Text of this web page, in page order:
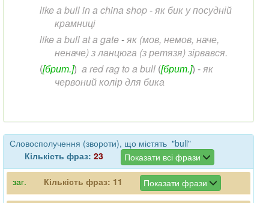
like a bull in a china shop-як бик у посудній
крамниці
like a bull at a gate-як (мов, немов, наче,
неначе) з ланцюга (з ретязя) зірвався.
([брит.]) a red rag to a bull ([брит.]) -як
червоний колір для бика
Словосполучення (звороти), що містять "bull"
Кількість фраз: 23 Показати всі фрази
заг. Кількість фраз: 11 Показати фрази